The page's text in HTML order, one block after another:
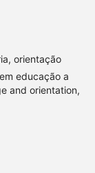
orientação
educação a
and orientation,